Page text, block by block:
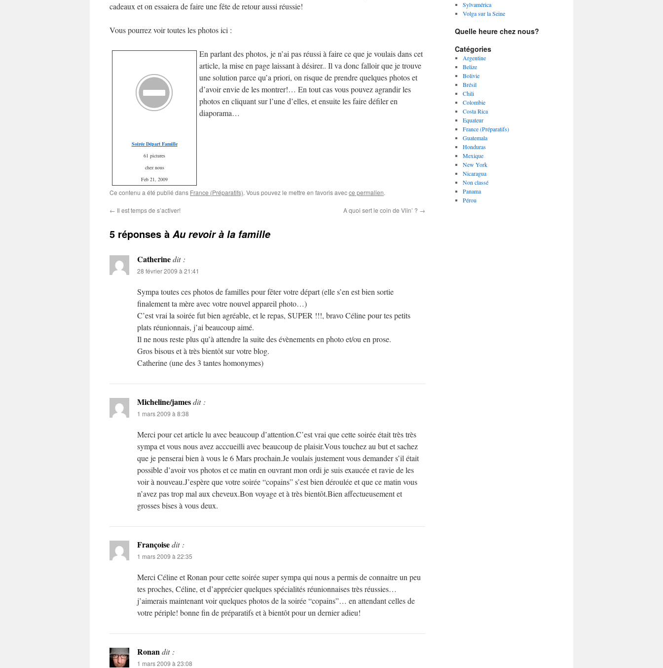
cadeaux et on essaiera de faire une fête de retour aussi réussie!
Vous pourrez voir toutes les photos ici :
Soirée Départ Famille
61 pictures
chez nous
Feb 21, 2009
En parlant des photos, je n’ai pas réussi à faire ce que je voulais dans cet
article, la mise en page laissant à désirer.. Il va donc falloir que je trouve
une solution parce qu’a priori, on risque de prendre quelques photos et
d’avoir envie de les montrer!… En tout cas vous pouvez agrandir les
photos en cliquant sur l’une d’elles, et ensuite les faire défiler en
diaporama…
Ce contenu a été publié dans France (Préparatifs). Vous pouvez le mettre en favoris avecce permalien.
← Il est temps de s’activer! A quoi sert le coin de Vlin’ ? →
5 réponses à Au revoir à la famille
Catherinedit :
28 février 2009 à 21:41
Sympa toutes ces photos de familles pour fêter votre départ (elle s’en est bien sortie
finalement ta mère avec votre nouvel appareil photo…)
C’est vrai la soirée fut bien agréable, et le repas, SUPER !!!, bravo Céline pour tes petits
plats réunionnais, j’ai beaucoup aimé.
Il ne nous reste plus qu’à attendre la suite des évènements en photo et/ou en prose.
Gros bisous et à très bientôt sur votre blog.
Catherine (une des 3 tantes homonymes)
Micheline/jamesdit :
1 mars 2009 à 8:38
Merci pour cet article lu avec beaucoup d’attention.C’est vrai que cette soirée était très très
sympa et vous nous avez acccueilli avec beaucoup de plaisir.Vous touchez au but et sachez
que je penserai bien à vous le 6 Mars prochain.Je voulais justement vous demander s’il était
possible d’avoir vos photos et ce matin en ouvrant mon ordi je suis exaucée et ravie de les
voir à nouveau.J’espère que votre soirée “copains” s’est bien déroulée et que ce matin vous
n’avez pas trop mal aux cheveux.Bon voyage et à très bientôt.Bien affectueusement et
grosses bises à vous deux.
Françoisedit :
1 mars 2009 à 22:35
Merci Céline et Ronan pour cette soirée super sympa qui nous a permis de connaitre un peu
tes proches, Céline, et d’apprécier quelques spécialités réunionnaises très réussies…
j’aimerais maintenant voir quelques photos de la soirée “copains”… en attendant celles de
votre périple! bonne fin de préparatifs et à bientôt pour un dernier adieu!
Ronandit :
1 mars 2009 à 23:08
Sylvamérica
Volga sur la Seine
Quelle heure chez nous?
Catégories
Argentine
Belize
Bolivie
Brésil
Chili
Colombie
Costa Rica
Equateur
France (Préparatifs)
Guatemala
Honduras
Mexique
New York
Nicaragua
Non classé
Panama
Pérou